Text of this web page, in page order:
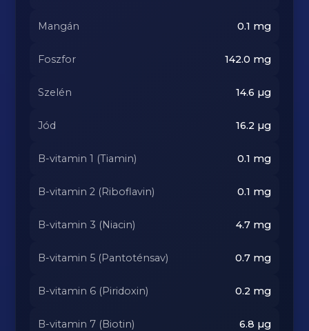
Mangán 0.1 mg
Foszfor 142.0 mg
Szelén 14.6 µg
Jód 16.2 µg
B-vitamin 1 (Tiamin) 0.1 mg
B-vitamin 2 (Riboflavin) 0.1 mg
B-vitamin 3 (Niacin) 4.7mg
B-vitamin 5 (Pantoténsav) 0.7mg
B-vitamin 6 (Piridoxin) 0.2 mg
B-vitamin 7 (Biotin) 6.8 µg